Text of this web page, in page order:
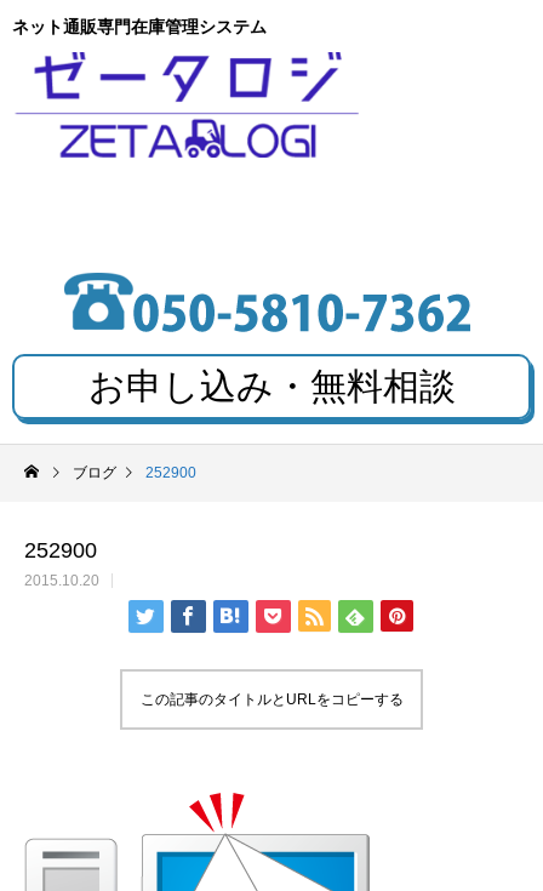
ネット通販専門在庫管理システム
お申し込み・無料相談
ブログ 252900
252900
2015.10.20
この記事のタイトルとURLをコピーする